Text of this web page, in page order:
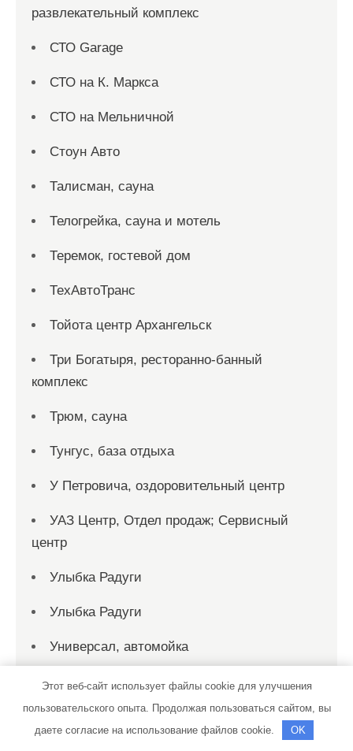
развлекательный комплекс
СТО Garage
СТО на К. Маркса
СТО на Мельничной
Стоун Авто
Талисман, сауна
Телогрейка, сауна и мотель
Теремок, гостевой дом
ТехАвтоТранс
Тойота центр Архангельск
Три Богатыря, ресторанно-банный
комплекс
Трюм, сауна
Тунгус, база отдыха
У Петровича, оздоровительный центр
УАЗ Центр, Отдел продаж; Сервисный
центр
Улыбка Радуги
Улыбка Радуги
Универсал, автомойка
УЮТКОМПАНИЯ, сеть магазинов дверей
Феникс, сауна
Этот веб-сайт использует файлы cookie для улучшения
пользовательского опыта. Продолжая пользоваться сайтом, вы
даете согласие на использование файлов cookie.
OK